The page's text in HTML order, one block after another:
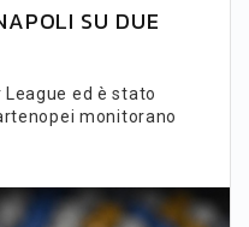
SU DUE
League ed è stato
monitorano